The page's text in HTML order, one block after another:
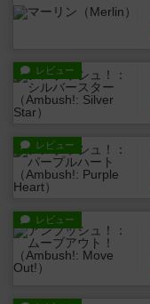
レビュー
レビュー
レビュー